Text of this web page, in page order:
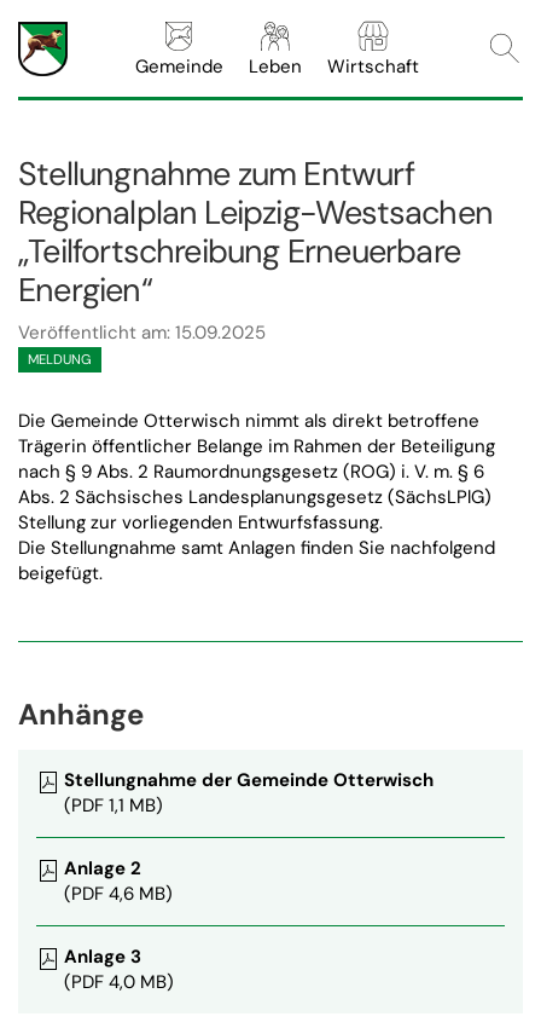
Gemeinde Leben Wirtschaft
Stellungnahme zum Entwurf
Regionalplan Leipzig-Westsachen
„Teilfortschreibung Erneuerbare
Energien“
Veröffentlicht am: 15.09.2025
MELDUNG
Die Gemeinde Otterwisch nimmt als direkt betroffene
Trägerin öffentlicher Belange im Rahmen der Beteiligung
nach § 9 Abs. 2 Raumordnungsgesetz (ROG) i. V. m. § 6
Abs. 2 Sächsisches Landesplanungsgesetz (SächsLPlG)
Stellung zur vorliegenden Entwurfsfassung.
Die Stellungnahme samt Anlagen finden Sie nachfolgend
beigefügt.
Anhänge
Stellungnahme der Gemeinde Otterwisch
(PDF 1,1 MB)
Anlage 2
(PDF 4,6 MB)
Anlage 3
(PDF 4,0 MB)